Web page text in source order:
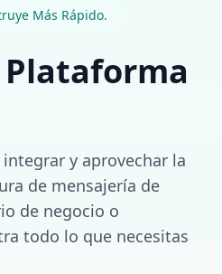
Más Rápido.
y aprovechar la
de mensajería de
de negocio o
todo lo que necesitas